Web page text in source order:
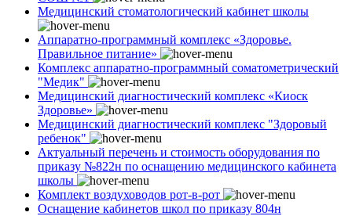
Медицинский стоматологический кабинет школы
Аппаратно-программный комплекс «Здоровье.
Правильное питание»
Комплекс аппаратно-программный соматометрический
"Медик"
Медицинский диагностический комплекс «Киоск
Здоровье»
Медицинский диагностический комплекс "Здоровый
ребенок"
Актуальный перечень и стоимость оборудования по
приказу №822н по оснащению медицинского кабинета
школы
Комплект воздуховодов рот-в-рот
Оснащение кабинетов школ по приказу 804н